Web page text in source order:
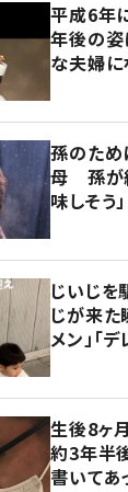
平成6年
年後の姿
な夫婦に
孫のため
母 孫が
味しそう
じいじ
じが来た
メン」「
生後8ヶ
約3年半
書いてあ